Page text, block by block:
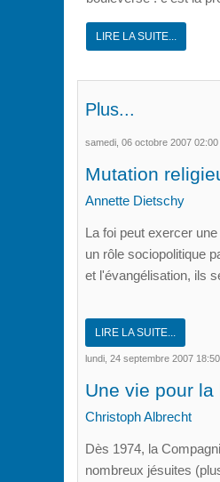
LIRE LA SUITE...
Plus...
samedi, 06 octobre 2007 02:00
Mutation
Annette Dietschy
La foi peut exercer
un rôle sociopolitique
et l'évangélisation, ils
LIRE LA SUITE...
lundi, 24 septembre 2007 18:50
Une vie pour
Christoph Albrecht
Dès 1974, la
nombreux jésuites